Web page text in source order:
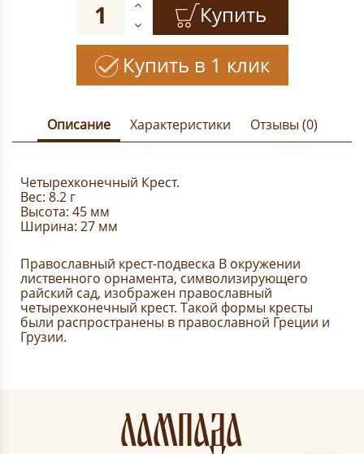
Купить
Купить в 1 клик
Описание Характеристики Отзывы (0)
Четырехконечный Крест.
Вес: 8.2 г
Высота: 45 мм
Ширина: 27 мм
Православный крест-подвеска В окружении
лиственного орнамента, символизирующего
райский сад, изображен православный
четырехконечный крест. Такой формы кресты
были распространены в православной Греции и
Грузии.